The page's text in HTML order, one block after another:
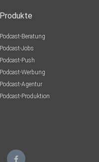
Produkte
Podcast-Beratung
Podcast-Jobs
Podcast-Push
Podcast-Werbung
Podcast-Agentur
Podcast-Produktion